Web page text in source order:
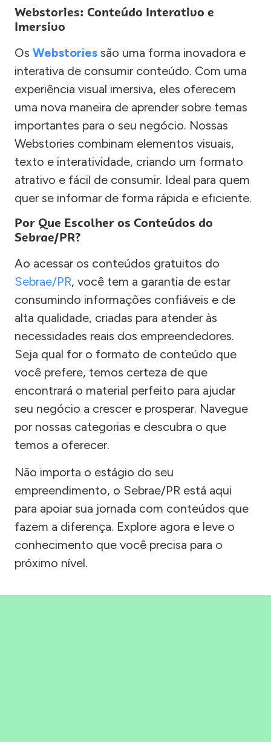
Webstories: Conteúdo Interativo e
Imersivo
Os Webstories são uma forma inovadora e
interativa de consumir conteúdo. Com uma
experiência visual imersiva, eles oferecem
uma nova maneira de aprender sobre temas
importantes para o seu negócio. Nossas
Webstories combinam elementos visuais,
texto e interatividade, criando um formato
atrativo e fácil de consumir. Ideal para quem
quer se informar de forma rápida e eficiente.
Por Que Escolher os Conteúdos do
Sebrae/PR?
Ao acessar os conteúdos gratuitos do
Sebrae/PR, você tem a garantia de estar
consumindo informações confiáveis e de
alta qualidade, criadas para atender às
necessidades reais dos empreendedores.
Seja qual for o formato de conteúdo que
você prefere, temos certeza de que
encontrará o material perfeito para ajudar
seu negócio a crescer e prosperar. Navegue
por nossas categorias e descubra o que
temos a oferecer.
Não importa o estágio do seu
empreendimento, o Sebrae/PR está aqui
para apoiar sua jornada com conteúdos que
fazem a diferença. Explore agora e leve o
conhecimento que você precisa para o
próximo nível.